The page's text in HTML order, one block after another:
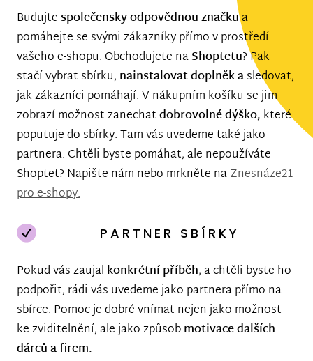
Budujtespolečensky odpovědnou značkua
pomáhejte se svými zákazníky přímo v prostředí
vašeho e-shopu. Obchodujete naShoptetu? Pak
stačí vybrat sbírku, nainstalovat doplněk asledovat,
jak zákazníci pomáhají. V nákupním košíku se jim
zobrazí možnost zanechatdobrovolné dýško, které
poputuje do sbírky. Tam vás uvedeme také jako
partnera. Chtěli byste pomáhat, ale nepoužíváte
Shoptet? Napište nám nebo mrkněte naZnesnáze21
pro e-shopy.
PARTNER SBÍRKY
Pokud vás zaujal konkrétní příběh, a chtěli byste ho
podpořit, rádi vás uvedeme jako partnera přímo na
sbírce. Pomoc je dobré vnímat nejen jako možnost
ke zviditelnění, ale jako způsobmotivace dalších
dárců a firem.